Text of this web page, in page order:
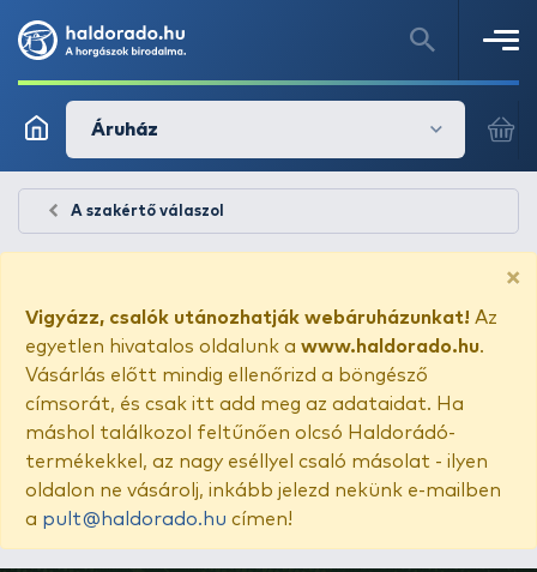
Áruház
A szakértő válaszol
×
Vigyázz, csalók utánozhatják webáruházunkat! Az
egyetlen hivatalos oldalunk a www.haldorado.hu.
Vásárlás előtt mindig ellenőrizd a böngésző
címsorát, és csak itt add meg az adataidat. Ha
máshol találkozol feltűnően olcsó Haldorádó-
termékekkel, az nagy eséllyel csaló másolat - ilyen
oldalon ne vásárolj, inkább jelezd nekünk e-mailben
a pult@haldorado.hu címen!